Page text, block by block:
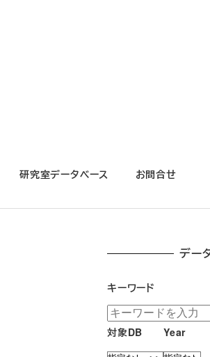
研究室データベース お問合せ
デー
キーワード
対象DB Year